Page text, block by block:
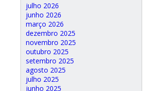
julho 2026
junho 2026
março 2026
dezembro 2025
novembro 2025
outubro 2025
setembro 2025
agosto 2025
julho 2025
junho 2025